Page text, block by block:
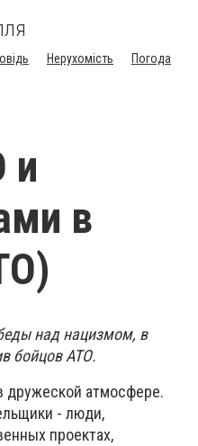
Нерухомість Погода
и
в
над нацизмом, в
бойцов АТО.
дружеской атмосфере.
- люди,
проектах,